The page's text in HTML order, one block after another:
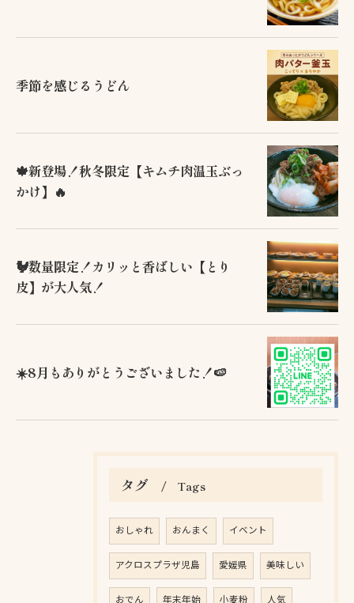
季節を感じるうどん
🍁新登場！秋冬限定【キムチ肉温玉ぶっ
かけ】🔥
🐓数量限定！カリッと香ばしい【とり
皮】が大人気！
☀️8月もありがとうございました！🍉
タグ Tags
おしゃれ おんまく イベント
アクロスプラザ児島 愛媛県 美味しい
お問い合わせはこちら